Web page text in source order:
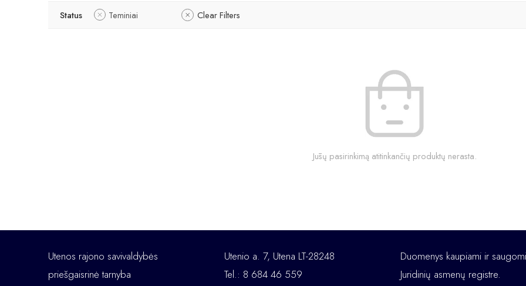
Status Teminiai Clear Filters
Jūsų pasirinkimą atitinkančių produktų nerasta.
Utenos rajono savivaldybės
priešgaisrinė tarnyba
Utenio a. 7, Utena LT-28248
Tel.: 8 684 46 559
Duomenys kaupiami ir saugomi
Juridinių asmenų registre.